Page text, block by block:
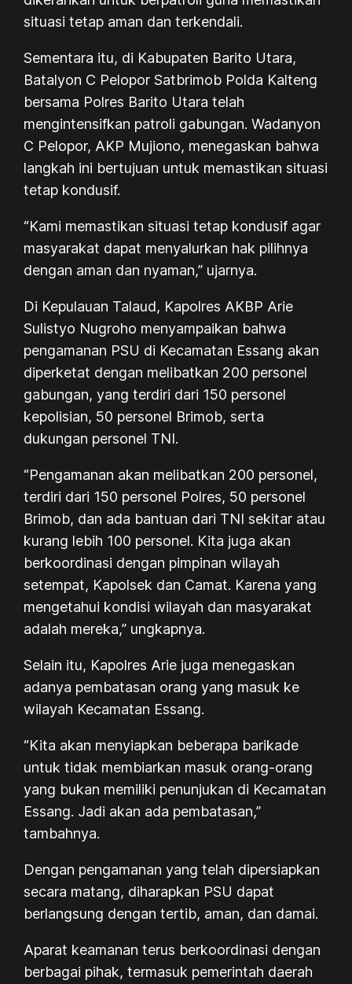
situasi tetap aman dan terkendali.
Sementara itu, di Kabupaten Barito Utara,
Batalyon C Pelopor Satbrimob Polda Kalteng
bersama Polres Barito Utara telah
mengintensifkan patroli gabungan. Wadanyon
C Pelopor, AKP Mujiono, menegaskan bahwa
langkah ini bertujuan untuk memastikan situasi
tetap kondusif.
“Kami memastikan situasi tetap kondusif agar
masyarakat dapat menyalurkan hak pilihnya
dengan aman dan nyaman,” ujarnya.
Di Kepulauan Talaud, Kapolres AKBP Arie
Sulistyo Nugroho menyampaikan bahwa
pengamanan PSU di Kecamatan Essang akan
diperketat dengan melibatkan 200 personel
gabungan, yang terdiri dari 150 personel
kepolisian, 50 personel Brimob, serta
dukungan personel TNI.
“Pengamanan akan melibatkan 200 personel,
terdiri dari 150 personel Polres, 50 personel
Brimob, dan ada bantuan dari TNI sekitar atau
kurang lebih 100 personel. Kita juga akan
berkoordinasi dengan pimpinan wilayah
setempat, Kapolsek dan Camat. Karena yang
mengetahui kondisi wilayah dan masyarakat
adalah mereka,” ungkapnya.
Selain itu, Kapolres Arie juga menegaskan
adanya pembatasan orang yang masuk ke
wilayah Kecamatan Essang.
“Kita akan menyiapkan beberapa barikade
untuk tidak membiarkan masuk orang-orang
yang bukan memiliki penunjukan di Kecamatan
Essang. Jadi akan ada pembatasan,”
tambahnya.
Dengan pengamanan yang telah dipersiapkan
secara matang, diharapkan PSU dapat
berlangsung dengan tertib, aman, dan damai.
Aparat keamanan terus berkoordinasi dengan
berbagai pihak, termasuk pemerintah daerah